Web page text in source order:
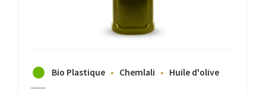
Bio Plastique Chemlali Huile d'olive